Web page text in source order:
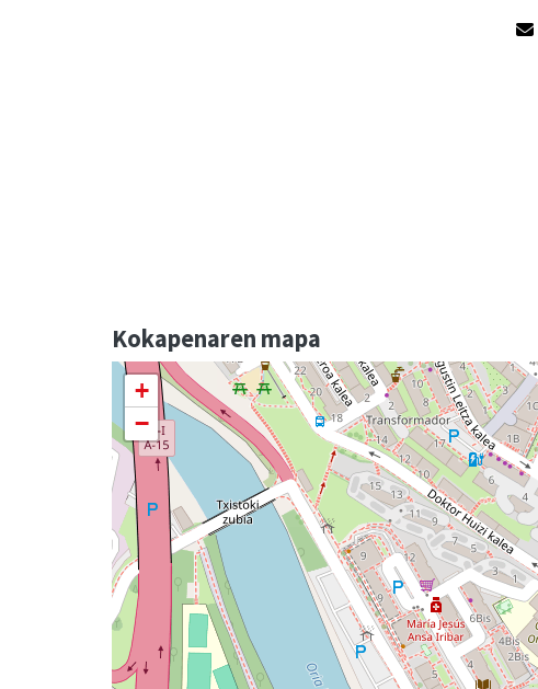
Kokapenaren mapa
+
−